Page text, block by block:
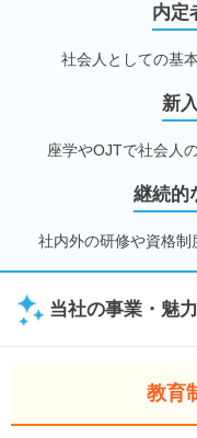
内定
社会人としての基
新
座学やOJTで社会人
継続的
社内外の研修や資格制
当社の事業・魅力
教育